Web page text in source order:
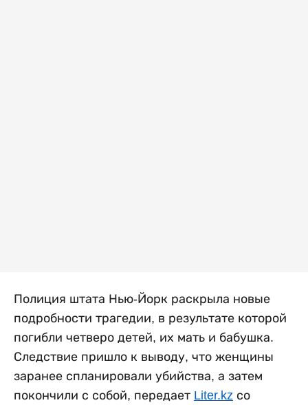
Полиция штата Нью-Йорк раскрыла новые
подробности трагедии, в результате которой
погибли четверо детей, их мать и бабушка.
Следствие пришло к выводу, что женщины
заранее спланировали убийства, а затем
покончили с собой, передает Liter.kz со